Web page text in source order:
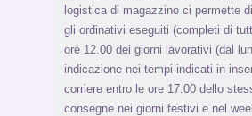
logistica di magazzino ci permette
gli ordinativi eseguiti (completi di
ore 12.00 dei giorni lavorativi (dal
indicazione nei tempi indicati in
corriere entro le ore 17.00 dello
consegne nei giorni festivi e nel